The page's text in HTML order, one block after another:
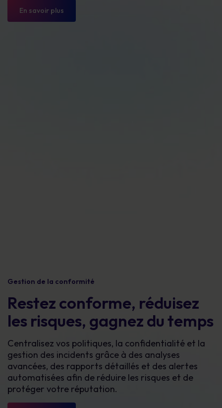
En savoir plus
Gestion de la conformité
Restez conforme, réduisez
les risques, gagnez du temps
Centralisez vos politiques, la confidentialité et la
gestion des incidents grâce à des analyses
avancées, des rapports détaillés et des alertes
automatisées afin de réduire les risques et de
protéger votre réputation.